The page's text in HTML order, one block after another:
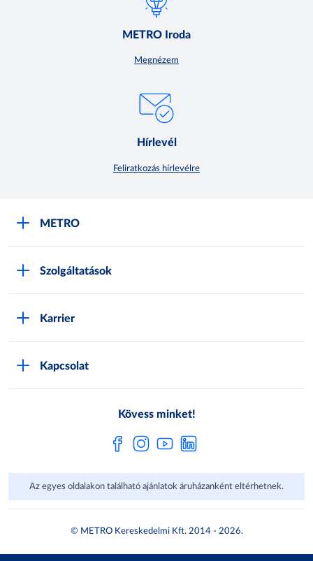
METRO Iroda
Megnézem
Hírlevél
Feliratkozás hírlevélre
METRO
Szolgáltatások
Karrier
Kapcsolat
Kövess minket!
Az egyes oldalakon található ajánlatok áruházanként eltérhetnek.
© METRO Kereskedelmi Kft. 2014 - 2026.